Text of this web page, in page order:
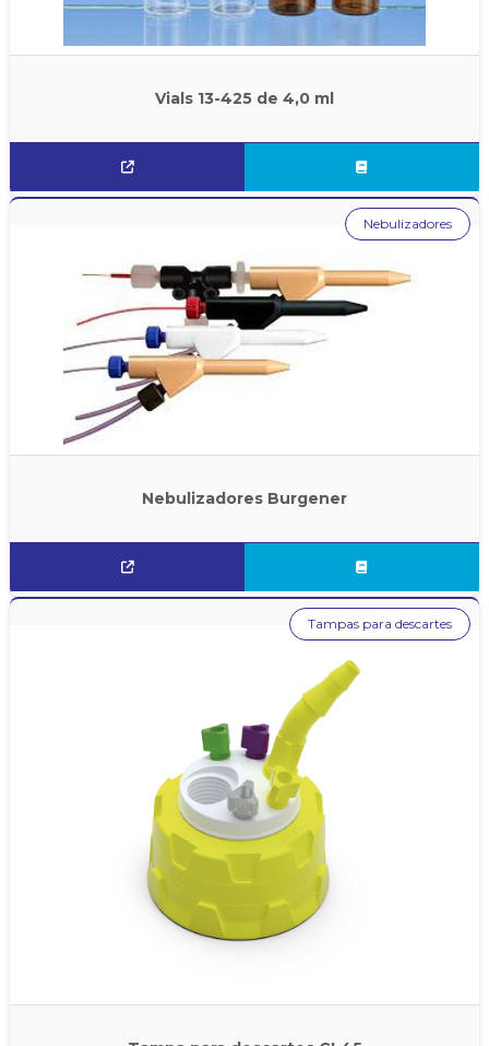
Vials 13-425 de 4,0 ml
Nebulizadores Burgener
Nebulizadores
Tampas para descartes